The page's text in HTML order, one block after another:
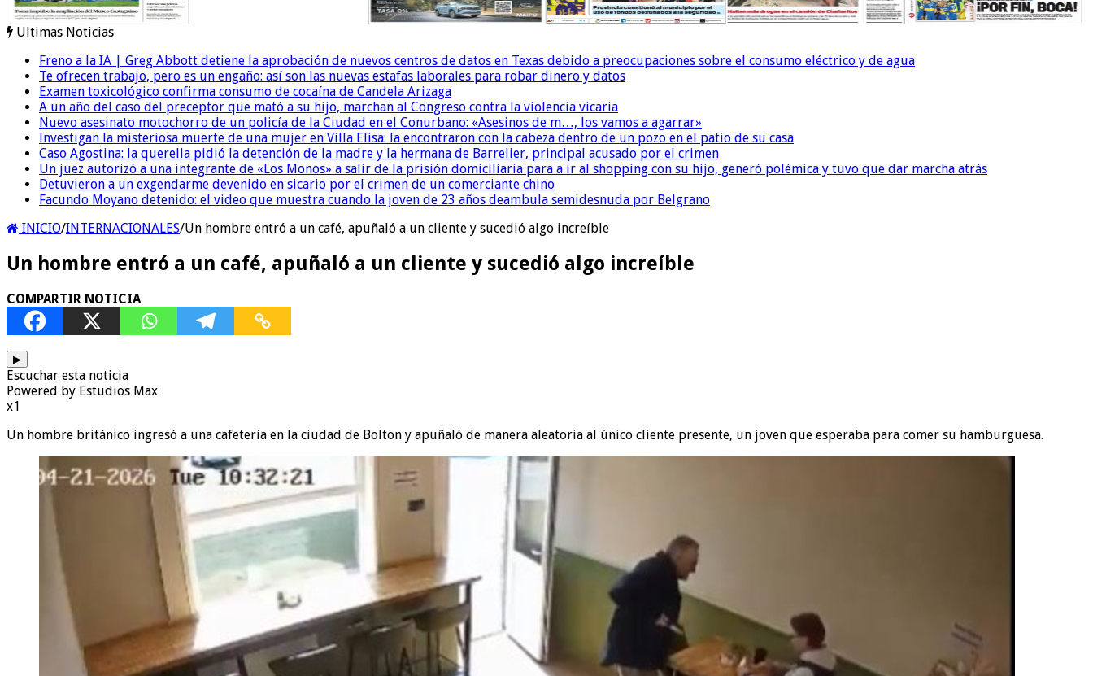
Ultimas Noticias
Freno a la IA | Greg Abbott detiene la aprobación de nuevos centros de datos en Texas debido a preocupaciones sobre el consumo eléctrico y de agua
Te ofrecen trabajo, pero es un engaño: así son las nuevas estafas laborales para robar dinero y datos
Examen toxicológico confirma consumo de cocaína de Candela Arizaga
A un año del caso del preceptor que mató a su hijo, marchan al Congreso contra la violencia vicaria
Nuevo asesinato motochorro de un policía de la Ciudad en el Conurbano: «Asesinos de m…, los vamos a agarrar»
Investigan la misteriosa muerte de una mujer en Villa Elisa: la encontraron con la cabeza dentro de un pozo en el patio de su casa
Caso Agostina: la querella pidió la detención de la madre y la hermana de Barrelier, principal acusado por el crimen
Un juez autorizó a una integrante de «Los Monos» a salir de la prisión domiciliaria para a ir al shopping con su hijo, generó polémica y tuvo que dar marcha atrás
Detuvieron a un exgendarme devenido en sicario por el crimen de un comerciante chino
Facundo Moyano detenido: el video que muestra cuando la joven de 23 años deambula semidesnuda por Belgrano
INICIO/INTERNACIONALES/Un hombre entró a un café, apuñaló a un cliente y sucedió algo increíble
Un hombre entró a un café, apuñaló a un cliente y sucedió algo increíble
COMPARTIR NOTICIA
▶
Escuchar esta noticia
Powered by Estudios Max
x1
Un hombre británico ingresó a una cafetería en la ciudad de Bolton y apuñaló de manera aleatoria al único cliente presente, un joven que esperaba para comer su hamburguesa.